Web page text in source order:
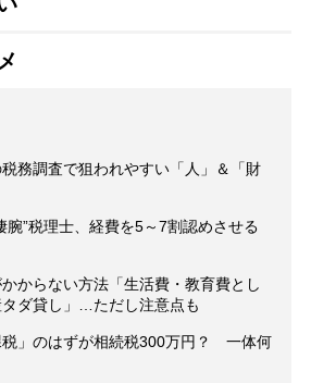
税務調査で狙われやすい「人」＆「財
腕”税理士、経費を5～7割認めさせる
からない方法「生活費・教育費とし
ダ貸し」…ただし注意点も
税」のはずが相続税300万円？ 一体何